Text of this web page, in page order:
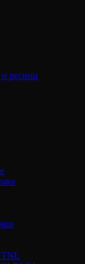
ресниц
TNL